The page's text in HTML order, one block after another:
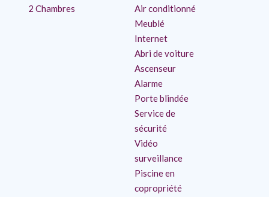
2 Chambres
Air conditionné
Meublé
Internet
Abri de voiture
Ascenseur
Alarme
Porte blindée
Service de
sécurité
Vidéo
surveillance
Piscine en
copropriété